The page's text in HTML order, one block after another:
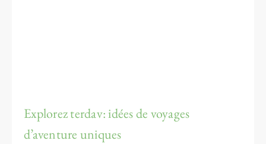
Explorez terdav: idées de voyages
d’aventure uniques